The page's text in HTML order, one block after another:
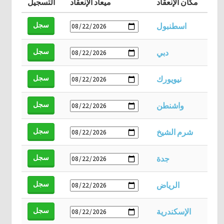
مكان الإنعقاد ميعاد الإنعقاد التسجيل
اسطنبول سجل
دبي سجل
نيويورك سجل
واشنطن سجل
شرم الشيخ سجل
جدة سجل
الرياض سجل
الإسكندرية سجل